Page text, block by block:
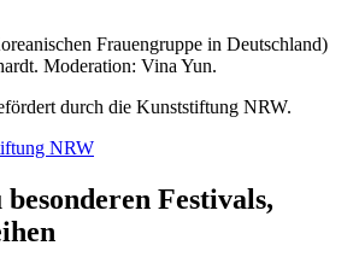
Frauengruppe in Deutschland)
Moderation: Vina Yun.
durch die Kunststiftung NRW.
Festivals,